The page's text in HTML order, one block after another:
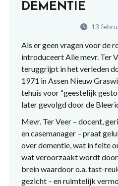
DEMENTIE
13
Als er geen vragen voor de
introduceert Alie mevr. Ter
teruggrijpt in het verleden
1971 in Assen Nieuw
tehuis voor “geestelijk
later gevolgd door de
Mevr. Ter Veer – docent,
en casemanager – praat
over dementie, wat in feite
wat veroorzaakt wordt
brein waardoor o.a. tast-
gezicht – en ruimtelijk